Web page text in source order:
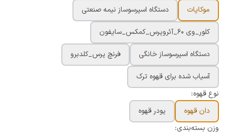
موکاپات
دستگاه اسپرسوساز نیمه صنعتی
کلور_وی ۶۰_آئروپرس_کمکس_سایفون
دستگاه اسپرسوساز خانگی فرنچ پرس_کلدبرو
آسیاب شده برای قهوه ترک
نوع قهوه:
دان قهوه
پودر قهوه
وزن بسته‌بندی: